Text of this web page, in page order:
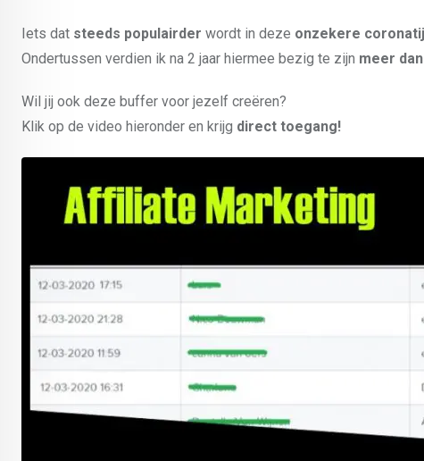
Iets dat steeds populairder wordt in deze onzekere
Ondertussen verdien ik na 2 jaar hiermee bezig te zijn meer
Wil jij ook deze buffer voor jezelf creëren?
Klik op de video hieronder en krijg direct toegang!